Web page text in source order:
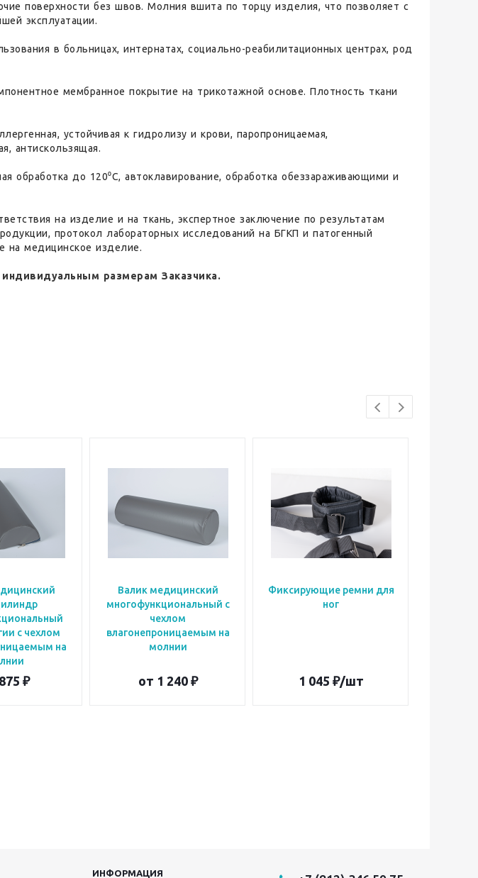
поверхности без швов. Молния вшита по торцу изделия, что позволяет с
эксплуатации.
в больницах, интернатах, социально-реабилитационных центрах, род
мембранное покрытие на трикотажной основе. Плотность ткани
устойчивая к гидролизу и крови, паропроницаемая,
антискользящая.
обработка до 120⁰С, автоклавирование, обработка обеззараживающими и
на изделие и на ткань, экспертное заключение по результатам
протокол лабораторных исследований на БГКП и патогенный
на медицинское изделие.
размерам Заказчика.
с чехлом
на
875 ₽
Валик медицинский
многофункциональный с
чехлом
влагонепроницаемым на
молнии
от 1 240 ₽
Фиксирующие ремни для
ног
1 045 ₽/шт
ИНФОРМАЦИЯ